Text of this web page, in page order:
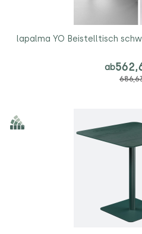
lapalma YO Beistelltisch
ab